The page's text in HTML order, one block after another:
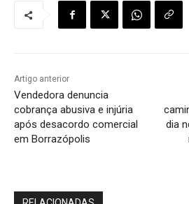
Artigo anterior
Vendedora denuncia
cobrança abusiva e injúria
após desacordo comercial
em Borrazópolis
dia